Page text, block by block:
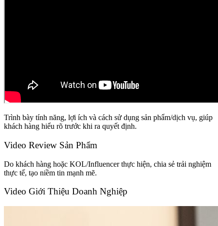
Trình bày tính năng, lợi ích và cách sử dụng sản phẩm/dịch vụ, giúp
khách hàng hiểu rõ trước khi ra quyết định.
Video Review Sản Phẩm
Do khách hàng hoặc KOL/Influencer thực hiện, chia sẻ trải nghiệm
thực tế, tạo niềm tin mạnh mẽ.
Video Giới Thiệu Doanh Nghiệp